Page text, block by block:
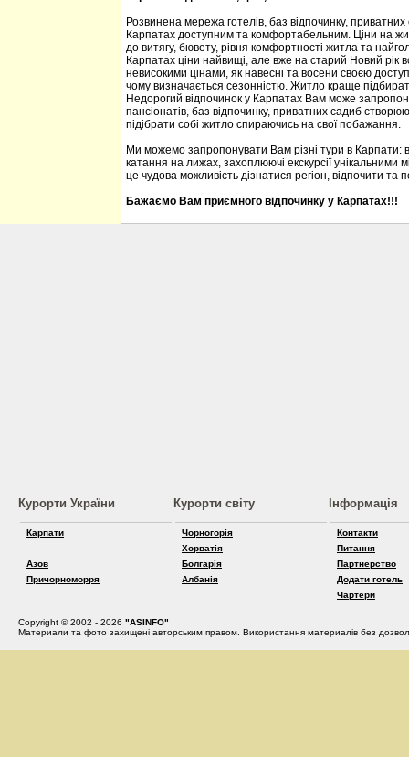
Розвинена мережа готелів, баз відпочинку,
Карпатах доступним та комфортабельним. Ціни на
до витягу, бювету, рівня комфортності житла та
Карпатах ціни найвищі, але вже на старий Новий рік
невисокими цінами, як навесні та восени своєю
чому визначається сезонністю. Житло краще
Недорогий відпочинок у Карпатах Вам може
пансіонатів, баз відпочинку, приватних садиб
підібрати собі житло спираючись на свої побажання.
Ми можемо запропонувати Вам різні тури в Карпати:
катання на лижах, захоплюючі екскурсії
це чудова можливість дізнатися регіон, відпочити та
Бажаємо Вам приємного відпочинку у Карпатах!!!
Курорти України
Карпати
Азов
Причорноморря
Курорти світу
Чорногорія
Хорватія
Болгарія
Албанія
Інформація
Контакти
Питання
Партнерство
Додати готель
Чартери
Copyright © 2002 - 2026 "ASINFO"
Материали та фото захищені авторським правом. Використання материалів без